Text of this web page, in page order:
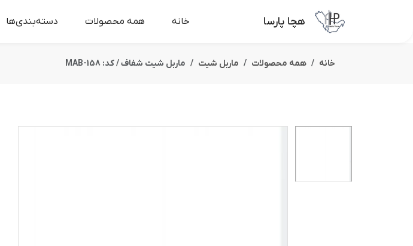
هچا پارسا خانه همه محصولات دسته‌بندی‌ها
خانه همه محصولات ماربل شیت ماربل شیت شفاف / کد: MAB-158